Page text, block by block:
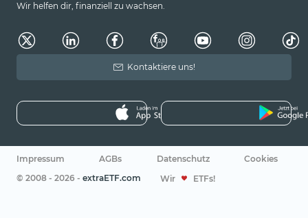
Wir helfen dir, finanziell zu wachsen.
Kontaktiere uns!
Impressum AGBs Datenschutz
Cookies
© 2008 - 2026 - extraETF.com Wir ETFs!